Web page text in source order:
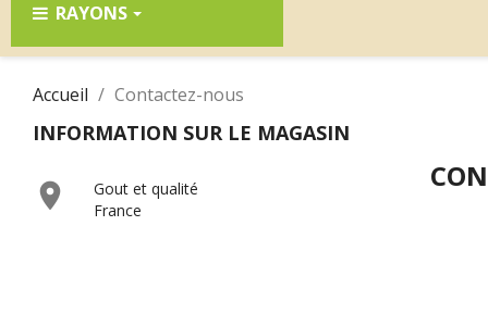
RAYONS
Accueil Contactez-nous
INFORMATION SUR LE MAGASIN

Gout et qualité
France